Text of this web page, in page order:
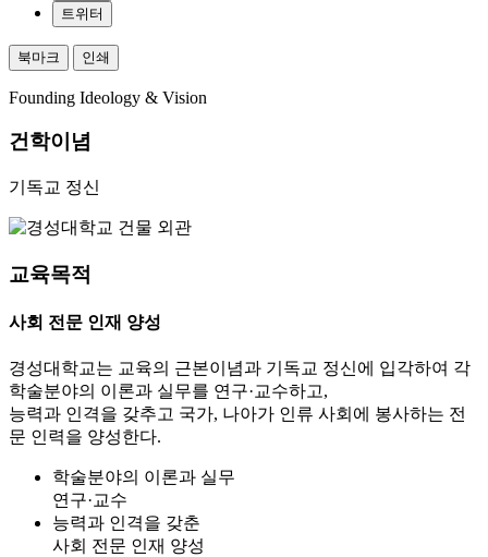
트위터
북마크 인쇄
Founding Ideology & Vision
건학이념
기독교 정신
교육목적
사회 전문 인재 양성
경성대학교는 교육의 근본이념과 기독교 정신에 입각하여 각
학술분야의 이론과 실무를 연구·교수하고,
능력과 인격을 갖추고 국가, 나아가 인류 사회에 봉사하는 전
문 인력을 양성한다.
학술분야의 이론과 실무
연구·교수
능력과 인격을 갖춘
사회 전문 인재 양성